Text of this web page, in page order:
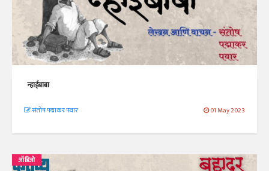
न्हाईबाबा
संतोष पद्माकर पवार 01 May 2023
ऑडिओ